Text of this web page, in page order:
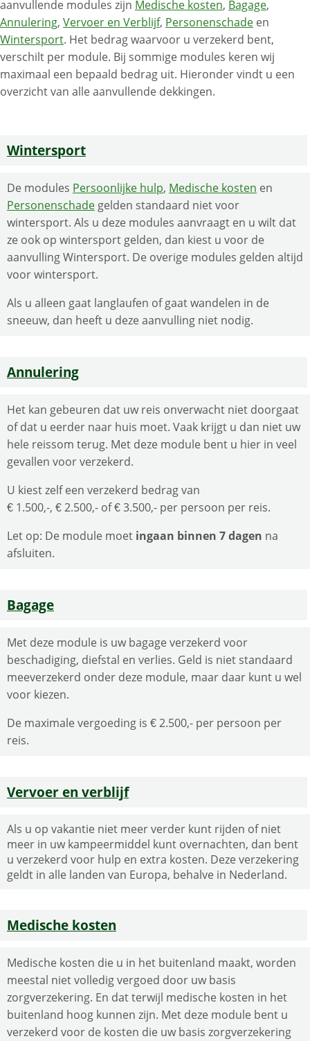
aanvullende modules zijn Medische kosten, Bagage,
Annulering, Vervoer en Verblijf, Personenschade en
Wintersport. Het bedrag waarvoor u verzekerd bent,
verschilt per module. Bij sommige modules keren wij
maximaal een bepaald bedrag uit. Hieronder vindt u een
overzicht van alle aanvullende dekkingen.
Wintersport
De modules Persoonlijke hulp, Medische kosten en
Personenschade gelden standaard niet voor
wintersport. Als u deze modules aanvraagt en u wilt dat
ze ook op wintersport gelden, dan kiest u voor de
aanvulling Wintersport. De overige modules gelden altijd
voor wintersport.
Als u alleen gaat langlaufen of gaat wandelen in de
sneeuw, dan heeft u deze aanvulling niet nodig.
Annulering
Het kan gebeuren dat uw reis onverwacht niet doorgaat
of dat u eerder naar huis moet. Vaak krijgt u dan niet uw
hele reissom terug. Met deze module bent u hier in veel
gevallen voor verzekerd.
U kiest zelf een verzekerd bedrag van
€ 1.500,-, € 2.500,- of € 3.500,- per persoon per reis.
Let op: De module moet ingaan binnen 7 dagen na
afsluiten.
Bagage
Met deze module is uw bagage verzekerd voor
beschadiging, diefstal en verlies. Geld is niet standaard
meeverzekerd onder deze module, maar daar kunt u wel
voor kiezen.
De maximale vergoeding is € 2.500,- per persoon per
reis.
Vervoer en verblijf
Als u op vakantie niet meer verder kunt rijden of niet
meer in uw kampeermiddel kunt overnachten, dan bent
u verzekerd voor hulp en extra kosten. Deze verzekering
geldt in alle landen van Europa, behalve in Nederland.
Medische kosten
Medische kosten die u in het buitenland maakt, worden
meestal niet volledig vergoed door uw basis
zorgverzekering. En dat terwijl medische kosten in het
buitenland hoog kunnen zijn. Met deze module bent u
verzekerd voor de kosten die uw basis zorgverzekering